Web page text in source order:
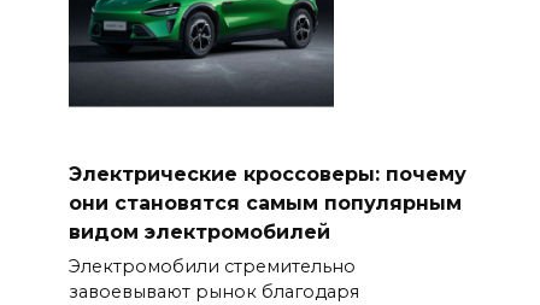
Электрические кроссоверы: почему
они становятся самым популярным
видом электромобилей
Электромобили стремительно
завоевывают рынок благодаря